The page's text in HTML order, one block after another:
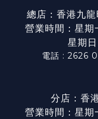
總店：香港九
營業時間：星
星期
電話 : 2626
分店：香
營業時間：星